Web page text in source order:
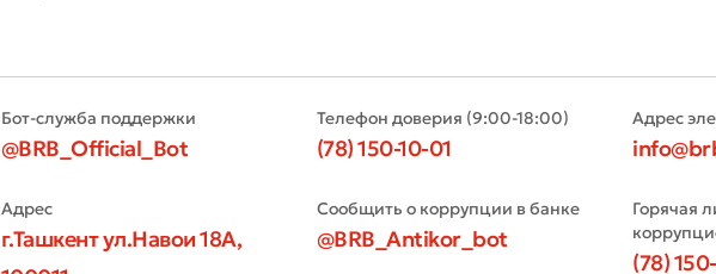
Бот-служба поддержки
@BRB_Official_Bot
Телефон доверия (9:00-18:00)
(78) 150-10-01
Адрес
Адрес
г.Ташкент ул.Навои 18А,
Сообщить о коррупции в банке
@BRB_Antikor_bot
Горячая
(78)